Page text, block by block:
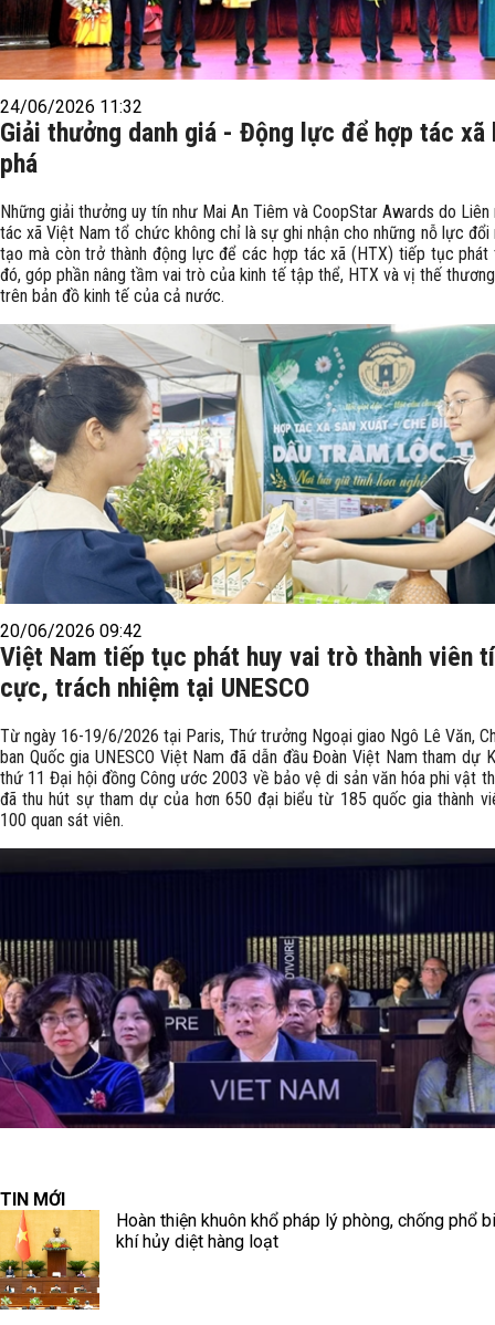
24/06/2026 11:32
Giải thưởng danh giá - Động lực để hợp tác xã
phá
Những giải thưởng uy tín như Mai An Tiêm và CoopStar Awards do Liên
tác xã Việt Nam tổ chức không chỉ là sự ghi nhận cho những nỗ lực đổi
tạo mà còn trở thành động lực để các hợp tác xã (HTX) tiếp tục phát
đó, góp phần nâng tầm vai trò của kinh tế tập thể, HTX và vị thế
trên bản đồ kinh tế của cả nước.
20/06/2026 09:42
Việt Nam tiếp tục phát huy vai trò thành viên
cực, trách nhiệm tại UNESCO
Từ ngày 16-19/6/2026 tại Paris, Thứ trưởng Ngoại giao Ngô Lê Văn,
ban Quốc gia UNESCO Việt Nam đã dẫn đầu Đoàn Việt Nam tham dự
thứ 11 Đại hội đồng Công ước 2003 về bảo vệ di sản văn hóa phi vật
đã thu hút sự tham dự của hơn 650 đại biểu từ 185 quốc gia thành
100 quan sát viên.
TIN MỚI
Hoàn thiện khuôn khổ pháp lý phòng, chống phổ
khí hủy diệt hàng loạt